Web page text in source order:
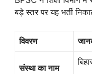
बड़े स्तर पर यह भर्ती
विवरण
संस्था का नाम